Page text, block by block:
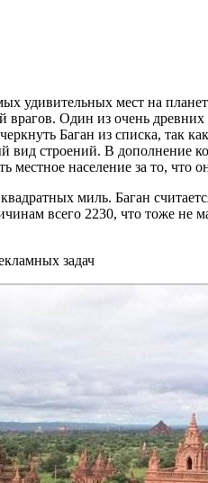
удивительных мест на
врагов. Один из очень
Баган из списка, так
строений. В дополнение
население за то, что
миль. Баган
всего 2230, что тоже
задач